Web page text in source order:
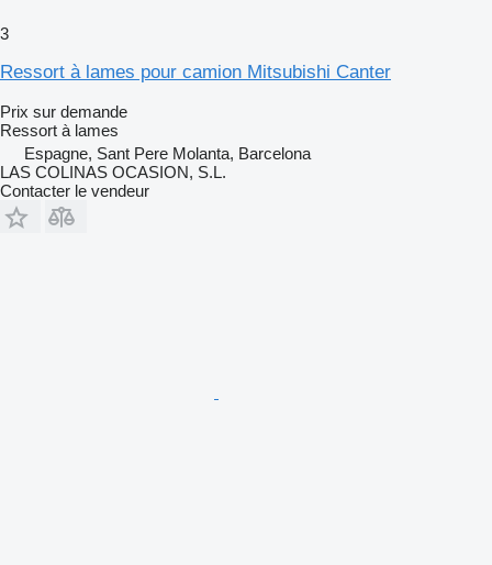
3
Ressort à lames pour camion Mitsubishi Canter
Prix sur demande
Ressort à lames
Espagne, Sant Pere Molanta, Barcelona
LAS COLINAS OCASION, S.L.
Contacter le vendeur